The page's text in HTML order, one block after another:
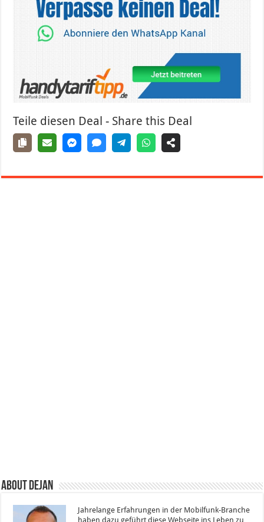
Teile diesen Deal - Share this Deal
About Dejan
Jahrelange Erfahrungen in der Mobilfunk-Branche
haben dazu geführt diese Webseite ins Leben zu